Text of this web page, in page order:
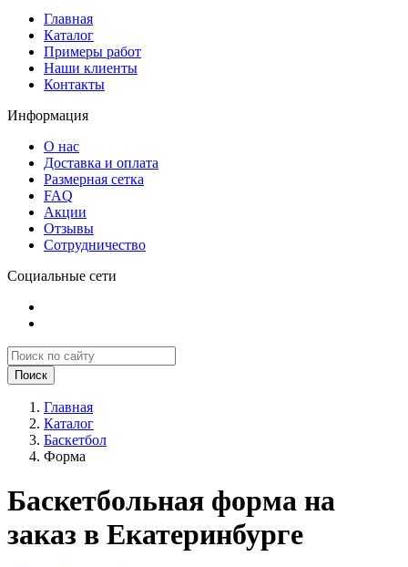
Главная
Каталог
Примеры работ
Наши клиенты
Контакты
Информация
О нас
Доставка и оплата
Размерная сетка
FAQ
Акции
Отзывы
Сотрудничество
Социальные сети
Поиск
Главная
Каталог
Баскетбол
Форма
Баскетбольная форма на
заказ в Екатеринбурге